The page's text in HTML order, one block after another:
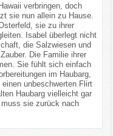
verbringen, doch
sie nun allein zu Hause.
sie zu ihrer
Isabel überlegt nicht
die Salzwiesen und
Die Familie ihrer
Sie fühlt sich einfach
im Haubarg,
unbeschwerten Flirt
Haubarg vielleicht gar
sie zurück nach